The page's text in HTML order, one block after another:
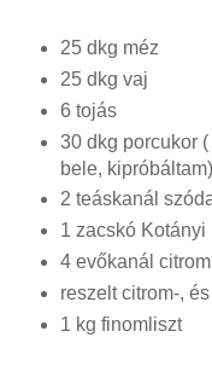
25 dkg méz
25 dkg vaj
6 tojás
30 dkg porcukor
bele, kipróbáltam)
2 teáskanál
1 zacskó
4 evőkanál
reszelt citrom-,
1 kg finomliszt